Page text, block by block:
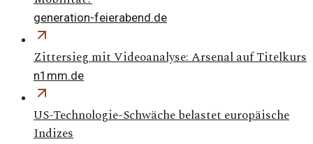
generation-feierabend.de
Zittersieg mit Videoanalyse: Arsenal auf Titelkurs
n1mm.de
US-Technologie-Schwäche belastet europäische
Indizes